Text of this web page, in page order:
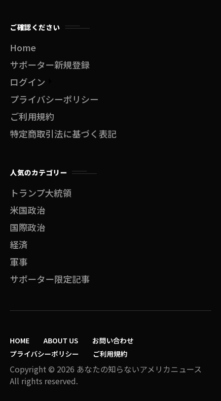
ご確認ください
Home
サポーター新規登録
ログイン
プライバシーポリシー
ご利用規約
特定商取引法に基づく表記
人気のカテゴリー
トランプ大統領
米国政治
国際政治
経済
軍事
サポーター限定記事
HOME ABOUT US
お問い合わせ
プライバシーポリシー
ご利用規約
Copyright © 2026 あなたの知らないアメリカニュース
All rights reserved.